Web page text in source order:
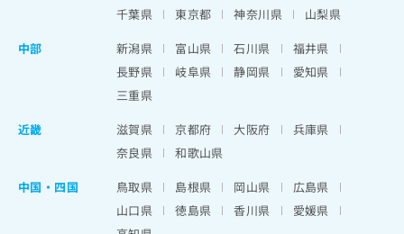
千葉県
東京都 神奈川県
山梨県
中部
新潟県 富山県 石川県
福井県
長野県
岐阜県 静岡県
愛知県
三重県
近畿
滋賀県 京都府 大阪府
兵庫県
奈良県
和歌山県
中国・四国
鳥取県 島根県 岡山県
広島県
山口県
徳島県 香川県
愛媛県